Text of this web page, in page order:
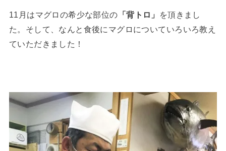
11月はマグロの希少な部位の 「背トロ」
を頂きまし
た。そして、なんと食後にマグロについていろいろ教え
ていただきました！